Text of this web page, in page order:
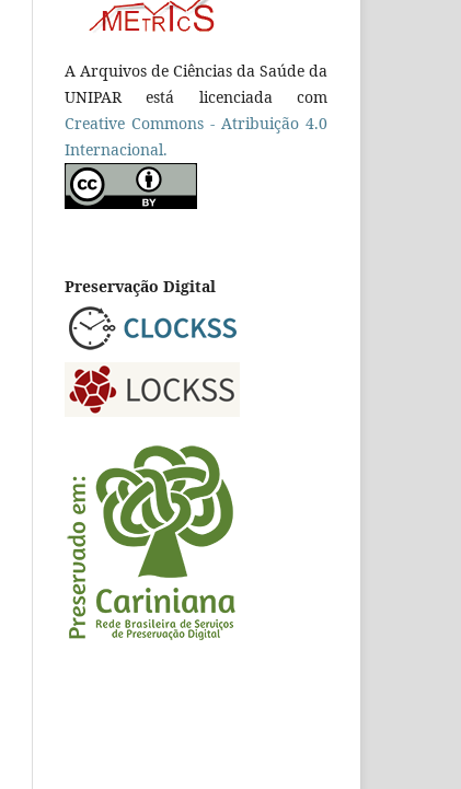
A Arquivos de Ciências da Saúde da
UNIPAR está licenciada com
Creative Commons - Atribuição 4.0
Internacional.
Preservação Digital